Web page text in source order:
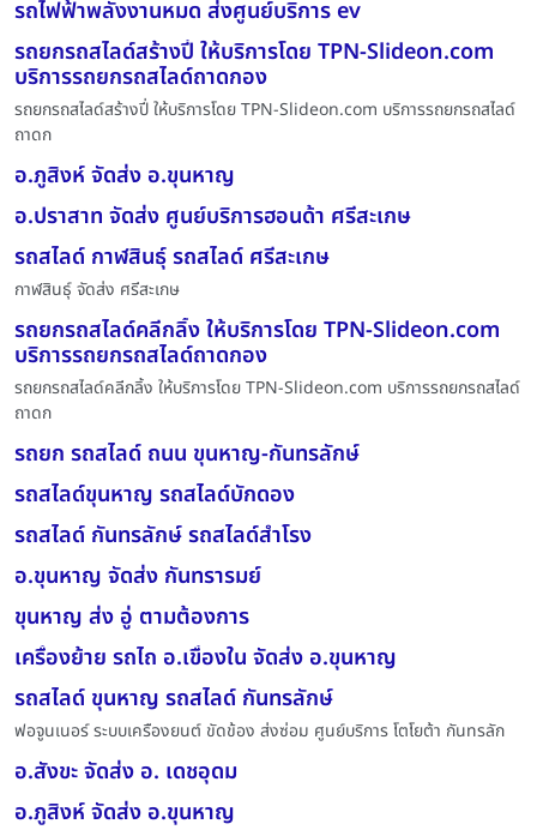
รถไฟฟ้าพลังงานหมด ส่งศูนย์บริการ ev
รถยกรถสไลด์สร้างปี่ ให้บริการโดย TPN-Slideon.com
บริการรถยกรถสไลด์ถาดกอง
รถยกรถสไลด์สร้างปี่ ให้บริการโดย TPN-Slideon.com บริการรถยกรถสไลด์
ถาดก
อ.ภูสิงห์ จัดส่ง อ.ขุนหาญ
อ.ปราสาท จัดส่ง ศูนย์บริการฮอนด้า ศรีสะเกษ
รถสไลด์ กาฬสินธุ์ รถสไลด์ ศรีสะเกษ
กาฬสินธุ์ จัดส่ง ศรีสะเกษ
รถยกรถสไลด์คลีกลิ้ง ให้บริการโดย TPN-Slideon.com
บริการรถยกรถสไลด์ถาดกอง
รถยกรถสไลด์คลีกลิ้ง ให้บริการโดย TPN-Slideon.com บริการรถยกรถสไลด์
ถาดก
รถยก รถสไลด์ ถนน ขุนหาญ-กันทรลักษ์
รถสไลด์ขุนหาญ รถสไลด์บักดอง
รถสไลด์ กันทรลักษ์ รถสไลด์สำโรง
อ.ขุนหาญ จัดส่ง กันทรารมย์
ขุนหาญ ส่ง อู่ ตามต้องการ
เครื่องย้าย รถไถ อ.เขื่องใน จัดส่ง อ.ขุนหาญ
รถสไลด์ ขุนหาญ รถสไลด์ กันทรลักษ์
ฟอจูนเนอร์ ระบบเครืองยนต์ ขัดข้อง ส่งซ่อม ศูนย์บริการ โตโยต้า กันทรลัก
อ.สังขะ จัดส่ง อ. เดชอุดม
อ.ภูสิงห์ จัดส่ง อ.ขุนหาญ